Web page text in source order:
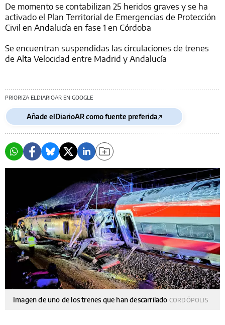
De momento se contabilizan 25 heridos graves y se ha
activado el Plan Territorial de Emergencias de Protección
Civil en Andalucía en fase 1 en Córdoba
Se encuentran suspendidas las circulaciones de trenes
de Alta Velocidad entre Madrid y Andalucía
PRIORIZA ELDIARIOAR EN GOOGLE
Añade elDiarioAR como fuente preferida
Imagen de uno de los trenes que han descarrilado CORDÓPOLIS